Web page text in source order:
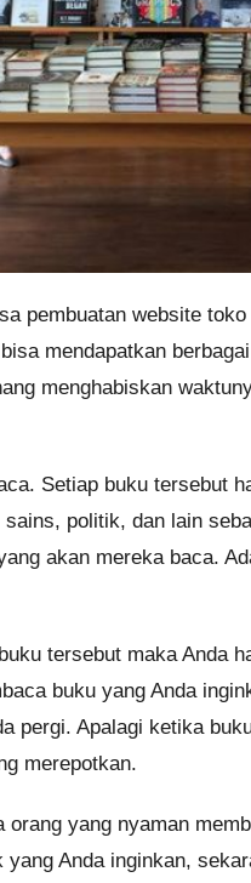
pembuatan website
mendapatkan
menghabiskan
Setiap buku tersebut
politik, dan lain
akan mereka baca.
tersebut maka Anda
buku yang Anda
pergi. Apalagi ketika
merepotkan.
orang yang nyaman
Anda inginkan,